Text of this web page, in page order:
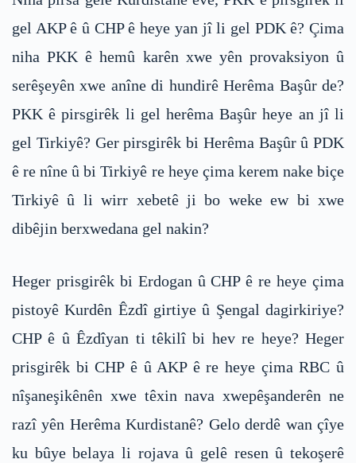
gel AKP ê û CHP ê heye yan jî li gel PDK ê? Çima
niha PKK ê hemû karên xwe yên provaksiyon û
serêşeyên xwe anîne di hundirê Herêma Başûr de?
PKK ê pirsgirêk li gel herêma Başûr heye an jî li
gel Tirkiyê? Ger pirsgirêk bi Herêma Başûr û PDK
ê re nîne û bi Tirkiyê re heye çima kerem nake biçe
Tirkiyê û li wirr xebetê ji bo weke ew bi xwe
dibêjin berxwedana gel nakin?
Heger prisgirêk bi Erdogan û CHP ê re heye çima
pistoyê Kurdên Êzdî girtiye û Şengal dagirkiriye?
CHP ê û Êzdîyan ti têkilî bi hev re heye? Heger
prisgirêk bi CHP ê û AKP ê re heye çima RBC û
nîşaneşikênên xwe têxin nava xwepêşanderên ne
razî yên Herêma Kurdistanê? Gelo derdê wan çîye
ku bûye belaya li rojava û gelê resen û tekoşerê